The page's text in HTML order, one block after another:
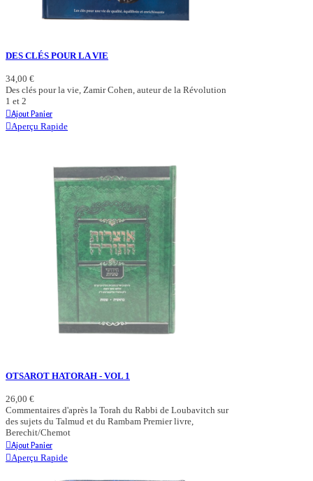
DES CLÉS POUR LA VIE
34,00 €
Des clés pour la vie, Zamir Cohen, auteur de la Révolution
1 et 2
Ajout Panier
Aperçu Rapide
OTSAROT HATORAH - VOL 1
26,00 €
Commentaires d'après la Torah du Rabbi de Loubavitch sur
des sujets du Talmud et du Rambam Premier livre,
Berechit/Chemot
Ajout Panier
Aperçu Rapide